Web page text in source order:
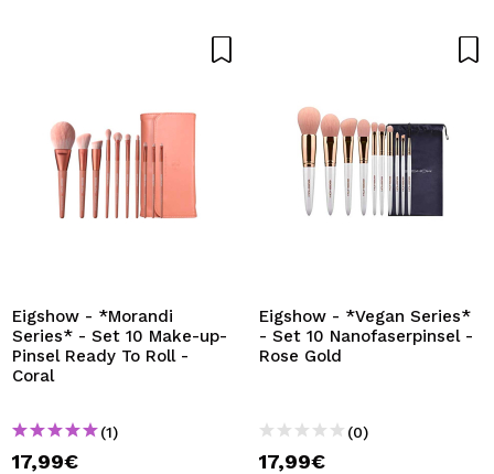
Eigshow - *Morandi
Series* - Set 10 Make-up-
Pinsel Ready To Roll -
Coral
(1)
17,99€
Eigshow - *Vegan Series*
- Set 10 Nanofaserpinsel -
Rose Gold
(0)
17,99€